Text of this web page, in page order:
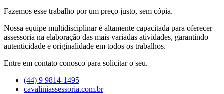
Fazemos esse trabalho por um preço justo, sem cópia.
Nossa equipe multidisciplinar é altamente capacitada para oferecer
assessoria na elaboração das mais variadas atividades, garantindo
autenticidade e originalidade em todos os trabalhos.
Entre em contato conosco para solicitar o seu.
(44) 9 9814-1495
cavaliniassessoria.com.br